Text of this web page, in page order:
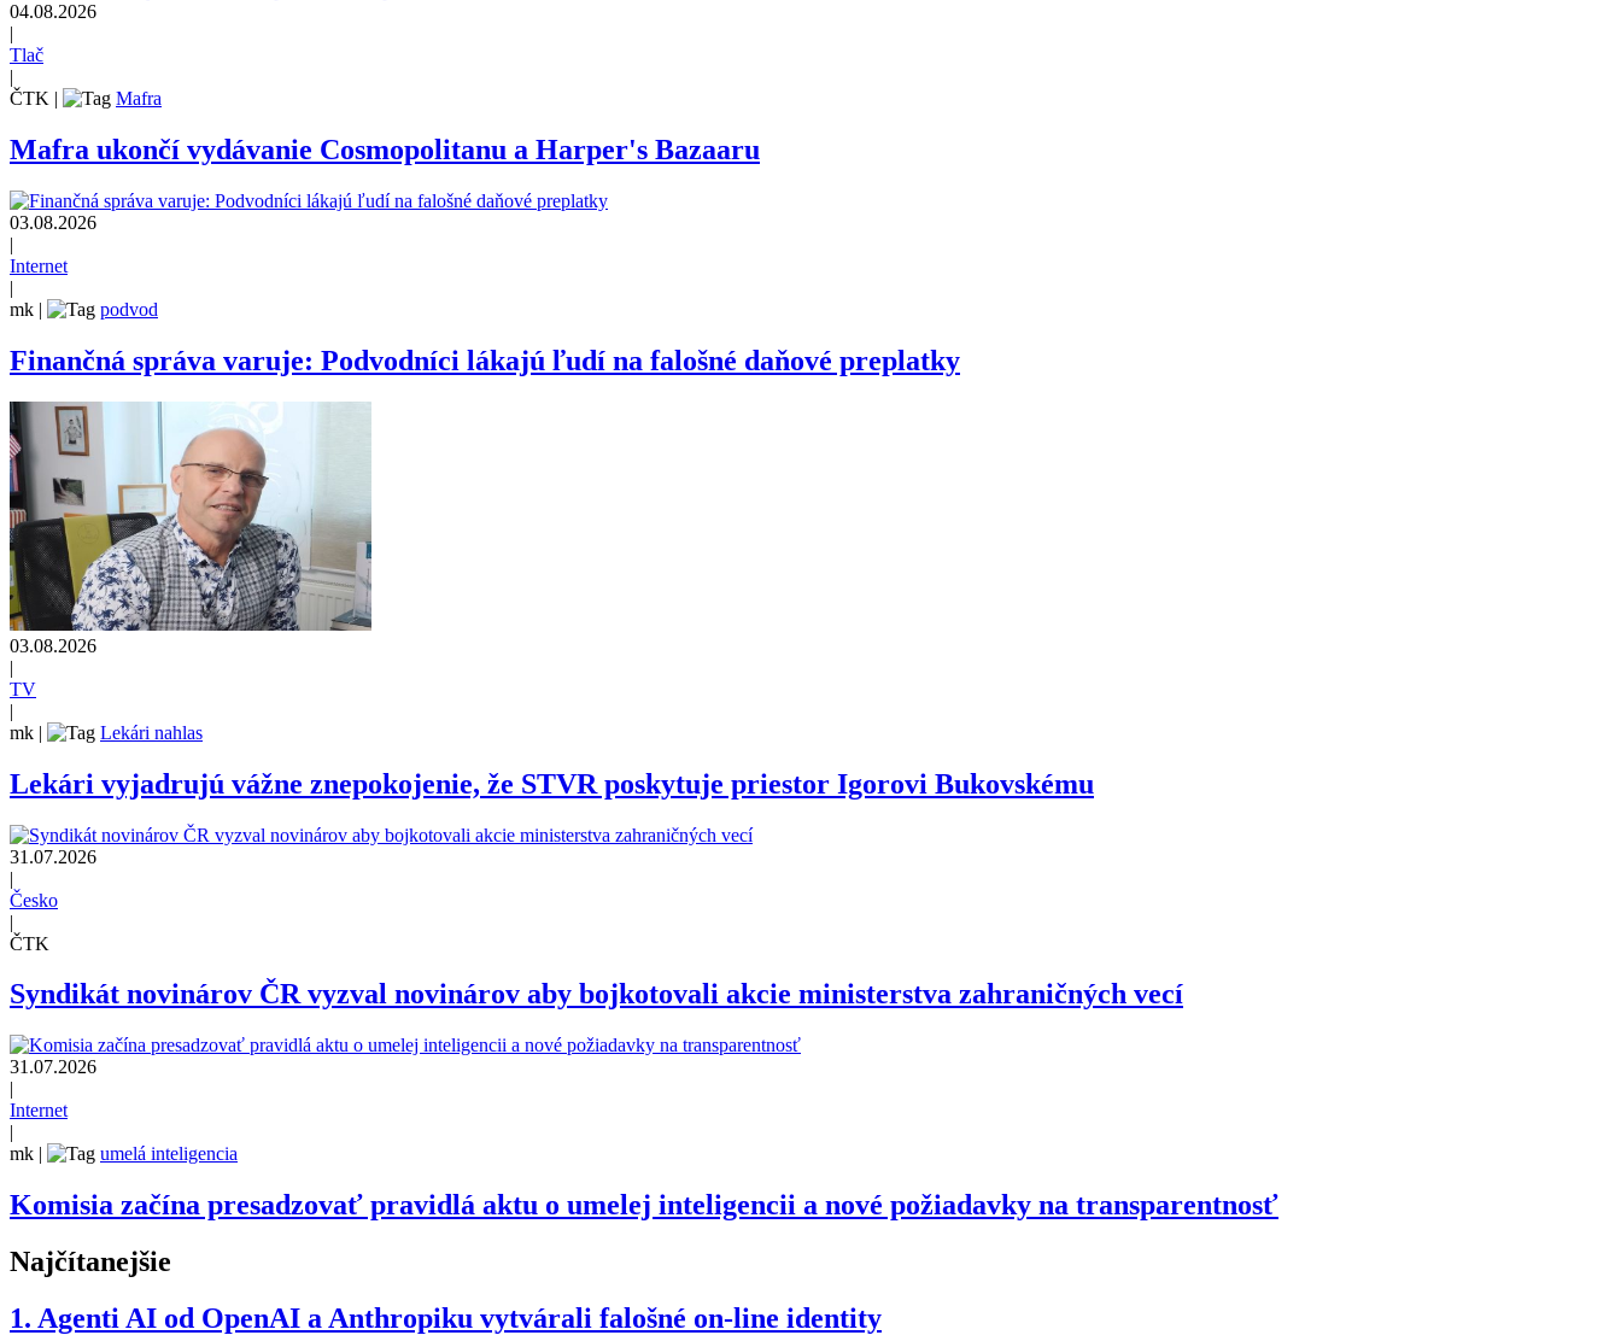
04.08.2026
|
Tlač
|
ČTK | Mafra
Mafra ukončí vydávanie Cosmopolitanu a Harper's Bazaaru
03.08.2026
|
Internet
|
mk | podvod
Finančná správa varuje: Podvodníci lákajú ľudí na falošné daňové preplatky
03.08.2026
|
TV
|
mk | Lekári nahlas
Lekári vyjadrujú vážne znepokojenie, že STVR poskytuje priestor Igorovi Bukovskému
31.07.2026
|
Česko
|
ČTK
Syndikát novinárov ČR vyzval novinárov aby bojkotovali akcie ministerstva zahraničných vecí
31.07.2026
|
Internet
|
mk | umelá inteligencia
Komisia začína presadzovať pravidlá aktu o umelej inteligencii a nové požiadavky na transparentnosť
Najčítanejšie
1. Agenti AI od OpenAI a Anthropiku vytvárali falošné on-line identity